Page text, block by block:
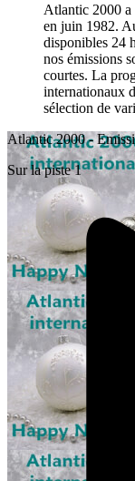
Atlantic 2000 a
en juin 1982.
disponibles 24
nos émissions
courtes. La
internationaux
sélection de
Atlantic 2000 -
Sur la piste 1